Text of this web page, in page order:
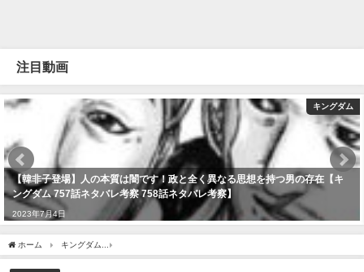
注目動画
キングダム
【韓非子登場】人の本質は闇です！政と全く異なる思想を持つ男の存在【キ
ングダム 757話ネタバレ考察 758話ネタバレ考察】
2023年7月4日
ホーム キングダム